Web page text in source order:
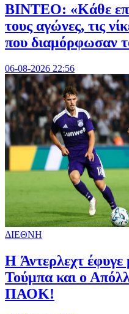
ΒΙΝΤΕΟ: «Κάθε
τους αγώνες, τις
που διαμόρφωσαν
06-08-2026 22:56
ΔΙΕΘΝΗ
H Άντερλεχτ έφυγε
Τούμπα και ο
ΠΑΟΚ!